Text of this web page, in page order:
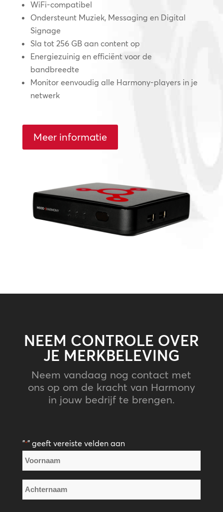
WiFi-compatibel
Ondersteunt Muziek, Messaging en Digital
Signage
Sla tot 256 GB aan content op
Energiezuinig en efficiënt voor de
bandbreedte
Monitor eenvoudig alle Harmony-players in je
netwerk
Meer informatie
NEEM CONTROLE OVER
JE MERKBELEVING
Neem vandaag nog contact met
ons op om de kracht van Harmony
in jouw bedrijf te brengen.
"*" geeft vereiste velden aan
Naam
*